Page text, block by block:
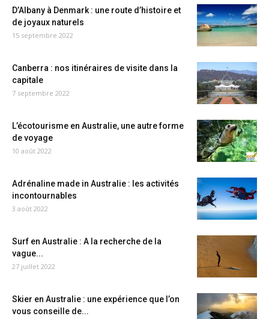
D’Albany à Denmark : une route d’histoire et
de joyaux naturels
15 septembre 2022
Canberra : nos itinéraires de visite dans la
capitale
7 septembre 2022
L’écotourisme en Australie, une autre forme
de voyage
10 août 2022
Adrénaline made in Australie : les activités
incontournables
3 août 2022
Surf en Australie : A la recherche de la
vague...
27 juillet 2022
Skier en Australie : une expérience que l’on
vous conseille de...